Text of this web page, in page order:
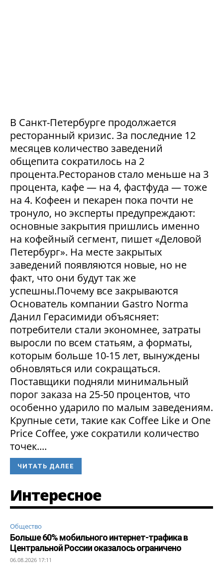
В Санкт-Петербурге продолжается
ресторанный кризис. За последние 12
месяцев количество заведений
общепита сократилось на 2
процента.Ресторанов стало меньше на 3
процента, кафе — на 4, фастфуда — тоже
на 4. Кофеен и пекарен пока почти не
тронуло, но эксперты предупреждают:
основные закрытия пришлись именно
на кофейный сегмент, пишет «Деловой
Петербург». На месте закрытых
заведений появляются новые, но не
факт, что они будут так же
успешны.Почему все закрываются
Основатель компании Gastro Norma
Данил Герасимиди объясняет:
потребители стали экономнее, затраты
выросли по всем статьям, а форматы,
которым больше 10-15 лет, вынуждены
обновляться или сокращаться.
Поставщики подняли минимальный
порог заказа на 25-50 процентов, что
особенно ударило по малым заведениям.
Крупные сети, такие как Coffee Like и One
Price Coffee, уже сократили количество
точек....
ЧИТАТЬ ДАЛЕЕ
Интересное
Общество
Больше 60% мобильного интернет-трафика в
Центральной России оказалось ограничено
06.08.2026 17:11